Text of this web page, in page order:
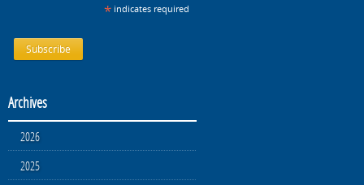
* indicates required
Archives
2026
2025